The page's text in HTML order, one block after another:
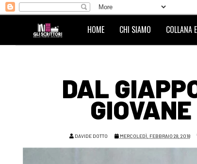
HOME CHI SIAMO COLLANA
DAL
DAVIDE DOTTO MERCOLEDÌ, FEBBRAIO 28, 2018